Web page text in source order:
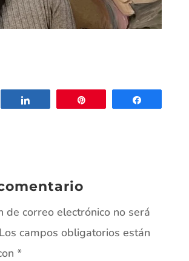
de correo electrónico no será
Los campos obligatorios están
*